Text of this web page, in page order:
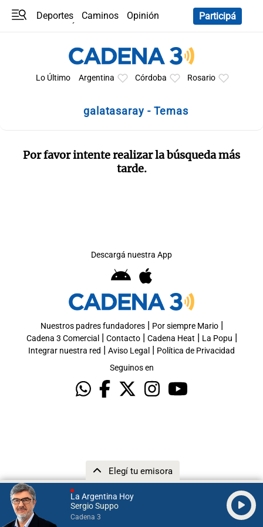
La Argentina Hoy
Sergio Suppo
Cadena 3
Elegí tu emisora
Deportes Caminos
Opinión
Participá
Lo Último Argentina Córdoba Rosario
galatasaray - Temas
Por favor intente realizar la búsqueda más
tarde.
Descargá nuestra App
Nuestros padres fundadores| Por siempre Mario|
Cadena 3 Comercial | Contacto| Cadena Heat | La Popu |
Integrar nuestra red | Aviso Legal | Política de Privacidad
Seguinos en